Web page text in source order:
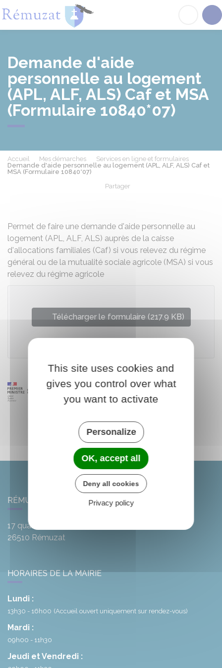
Demande d'aide
personnelle au logement
(APL, ALF, ALS) Caf et MSA
(Formulaire 10840*07)
Accueil Mes démarches
Services en ligne et formulaires
Demande d'aide personnelle au logement (APL, ALF, ALS) Caf et
MSA (Formulaire 10840*07)
Partager
Permet de faire une demande d'aide personnelle au
logement (APL, ALF, ALS) auprès de la caisse
d'allocations familiales (Caf) si vous relevez du régime
général ou de la mutualité sociale agricole (MSA) si vous
relevez du régime agricole
Télécharger le formulaire (217.9 KB)
Caisse centrale de la mutualité sociale agricole (MSA)
RÉMUZAT
17 quai de l'Oule
26510 Rémuzat
HORAIRES DE LA MAIRIE
Lundi :
13h30 - 16h00 (Accueil ouvert uniquement sur rendez-vous)
Mardi :
09h00 - 11h30
Jeudi et Vendredi :
This site uses cookies and
gives you control over what
you want to activate
Personalize
OK, accept all
Deny all cookies
Privacy policy